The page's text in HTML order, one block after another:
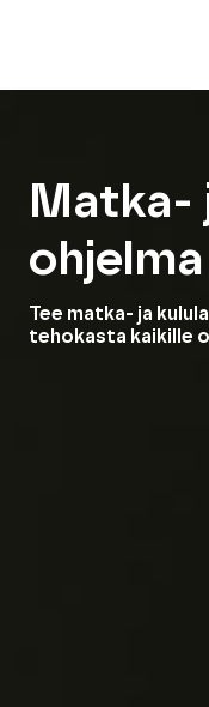
Matka-
ohjelma
Tee matka- ja
tehokasta kaikille